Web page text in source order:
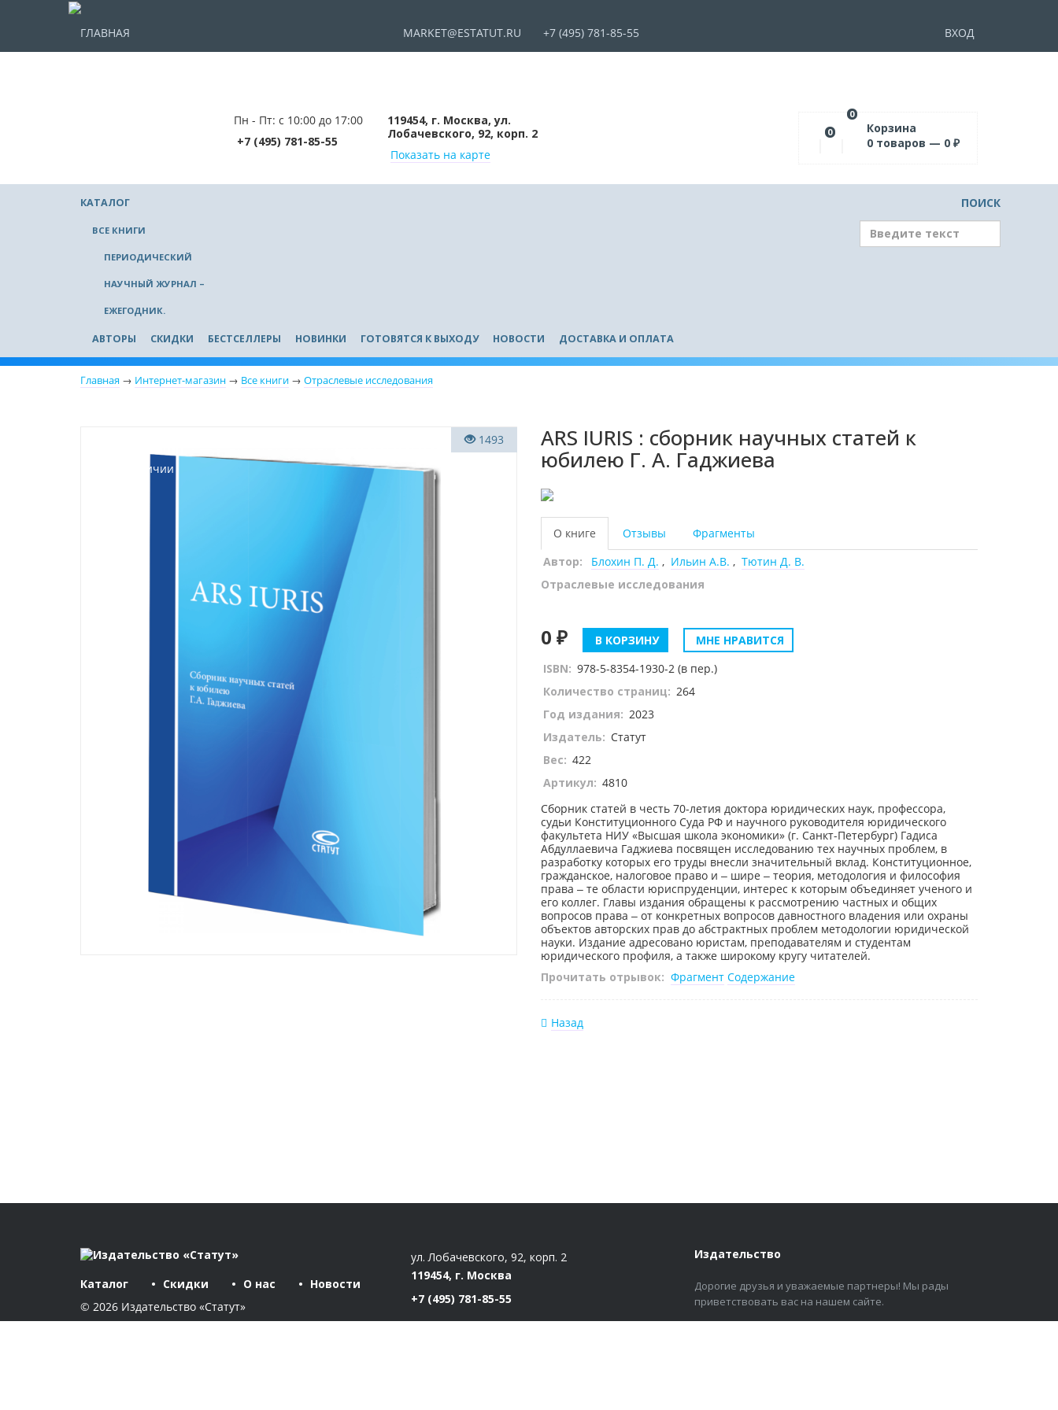
ГЛАВНАЯ MARKET@ESTATUT.RU +7 (495) 781-85-55 ВХОД
Пн - Пт: с 10:00 до 17:00
+7 (495) 781-85-55
119454, г. Москва, ул.
Лобачевского, 92, корп. 2
Показать на карте
0
0
Корзина
0 товаров — 0 ₽
КАТАЛОГ
ВСЕ КНИГИ
ПЕРИОДИЧЕСКИЙ
НАУЧНЫЙ ЖУРНАЛ –
ЕЖЕГОДНИК.
АВТОРЫ СКИДКИ БЕСТСЕЛЛЕРЫ НОВИНКИ ГОТОВЯТСЯ К ВЫХОДУ НОВОСТИ ДОСТАВКА И ОПЛАТА
ПОИСК
Главная → Интернет-магазин → Все книги → Отраслевые исследования
Нет в наличии
1493 ARS IURIS : сборник научных статей к
юбилею Г. А. Гаджиева
О книге Отзывы
Фрагменты
Автор:
Блохин П. Д. , Ильин А.В. , Тютин Д. В.
Отраслевые исследования
0 ₽ В КОРЗИНУ
МНЕ НРАВИТСЯ
ISBN: 978-5-8354-1930-2 (в пер.)
Количество страниц: 264
Год издания: 2023
Издатель: Статут
Вес: 422
Артикул: 4810
Сборник статей в честь 70-летия доктора юридических наук, профессора,
судьи Конституционного Суда РФ и научного руководителя юридического
факультета НИУ «Высшая школа экономики» (г. Санкт-Петербург) Гадиса
Абдуллаевича Гаджиева посвящен исследованию тех научных проблем, в
разработку которых его труды внесли значительный вклад. Конституционное,
гражданское, налоговое право и ‒ шире ‒ теория, методология и философия
права ‒ те области юриспруденции, интерес к которым объединяет ученого и
его коллег. Главы издания обращены к рассмотрению частных и общих
вопросов права ‒ от конкретных вопросов давностного владения или охраны
объектов авторских прав до абстрактных проблем методологии юридической
науки. Издание адресовано юристам, преподавателям и студентам
юридического профиля, а также широкому кругу читателей.
Прочитать отрывок: Фрагмент Содержание
Назад
Каталог Скидки О нас
Новости
© 2026 Издательство «Статут»
ул. Лобачевского, 92, корп. 2
119454, г. Москва
+7 (495) 781-85-55
Издательство
Дорогие друзья и уважаемые партнеры! Мы рады
приветствовать вас на нашем сайте.